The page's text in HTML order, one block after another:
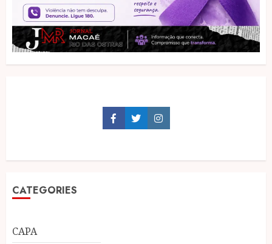
FacebookTwitterInstagram
CATEGORIES
CAPA